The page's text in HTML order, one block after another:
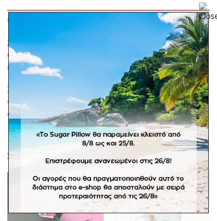
ΠΕΡΙΓΡΑΦΉ
Σουπλά σιλικόνης της εταιρίας Mushie. Πρακτικό
αξεσουάρ για την ώρα του φαγητού, κατασκευασμένο
από μη τοξική σιλικόνη. Καθαρίζεται εύκολα.
Συνδιάστε το με την σαλιάρα σιλικόνης και αξεσουάρ
φαγητού σε παρόμοιες αποχρώσεις για ένα τέλειο
δώρο!
ΣΧΕΤΙΚΆ ΠΡΟΪΌΝΤΑ
Πρόσθήκη
στην
λίστα
Πρόσθήκη
στην
λίστα
επιθυμιών